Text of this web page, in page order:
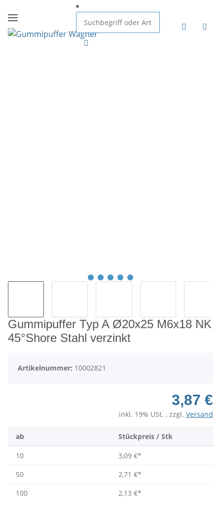
Gummipuffer Typ A Ø20x25 M6x18 NK
45°Shore Stahl verzinkt
Artikelnummer: 10002821
3,87 €
inkl. 19% USt. , zzgl. Versand
ab Stückpreis / Stk
10 3,09 €*
50
2,71 €*
100
2,13 €*